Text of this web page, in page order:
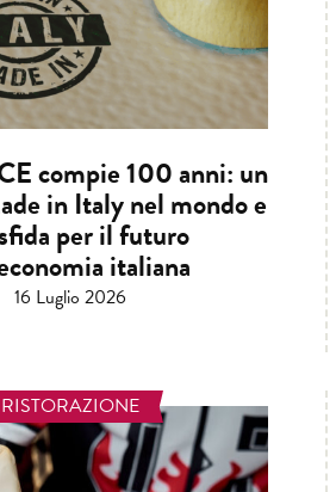
compie 100 anni: un
in Italy nel mondo e
per il futuro
italiana
16 Luglio 2026
RISTORAZIONE